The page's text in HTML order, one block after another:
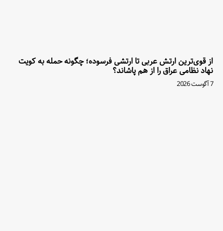
از قوی‌ترین ارتش عربی تا ارتشی فرسوده؛ چگونه حمله به کویت
نهاد نظامی عراق را از هم پاشاند؟
7 آگوست 2026